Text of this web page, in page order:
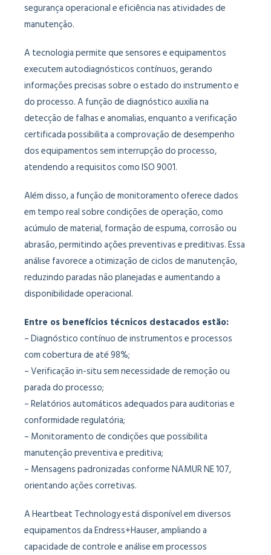
segurança operacional e eficiência nas atividades de
manutenção.
A tecnologia permite que sensores e equipamentos
executem autodiagnósticos contínuos, gerando
informações precisas sobre o estado do instrumento e
do processo. A função de diagnóstico auxilia na
detecção de falhas e anomalias, enquanto a verificação
certificada possibilita a comprovação de desempenho
dos equipamentos sem interrupção do processo,
atendendo a requisitos como ISO 9001.
Além disso, a função de monitoramento oferece dados
em tempo real sobre condições de operação, como
acúmulo de material, formação de espuma, corrosão ou
abrasão, permitindo ações preventivas e preditivas. Essa
análise favorece a otimização de ciclos de manutenção,
reduzindo paradas não planejadas e aumentando a
disponibilidade operacional.
Entre os benefícios técnicos destacados estão:
– Diagnóstico contínuo de instrumentos e processos
com cobertura de até 98%;
– Verificação in-situ sem necessidade de remoção ou
parada do processo;
– Relatórios automáticos adequados para auditorias e
conformidade regulatória;
– Monitoramento de condições que possibilita
manutenção preventiva e preditiva;
– Mensagens padronizadas conforme NAMUR NE 107,
orientando ações corretivas.
A Heartbeat Technology está disponível em diversos
equipamentos da Endress+Hauser, ampliando a
capacidade de controle e análise em processos